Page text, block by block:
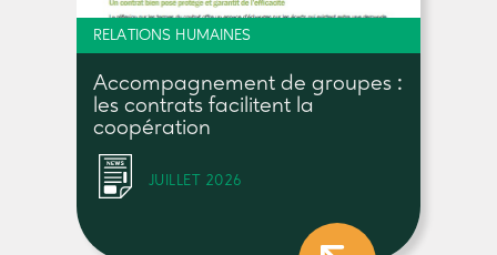
RELATIONS HUMAINES
Accompagnement de groupes :
les contrats facilitent la
coopération
JUILLET 2026